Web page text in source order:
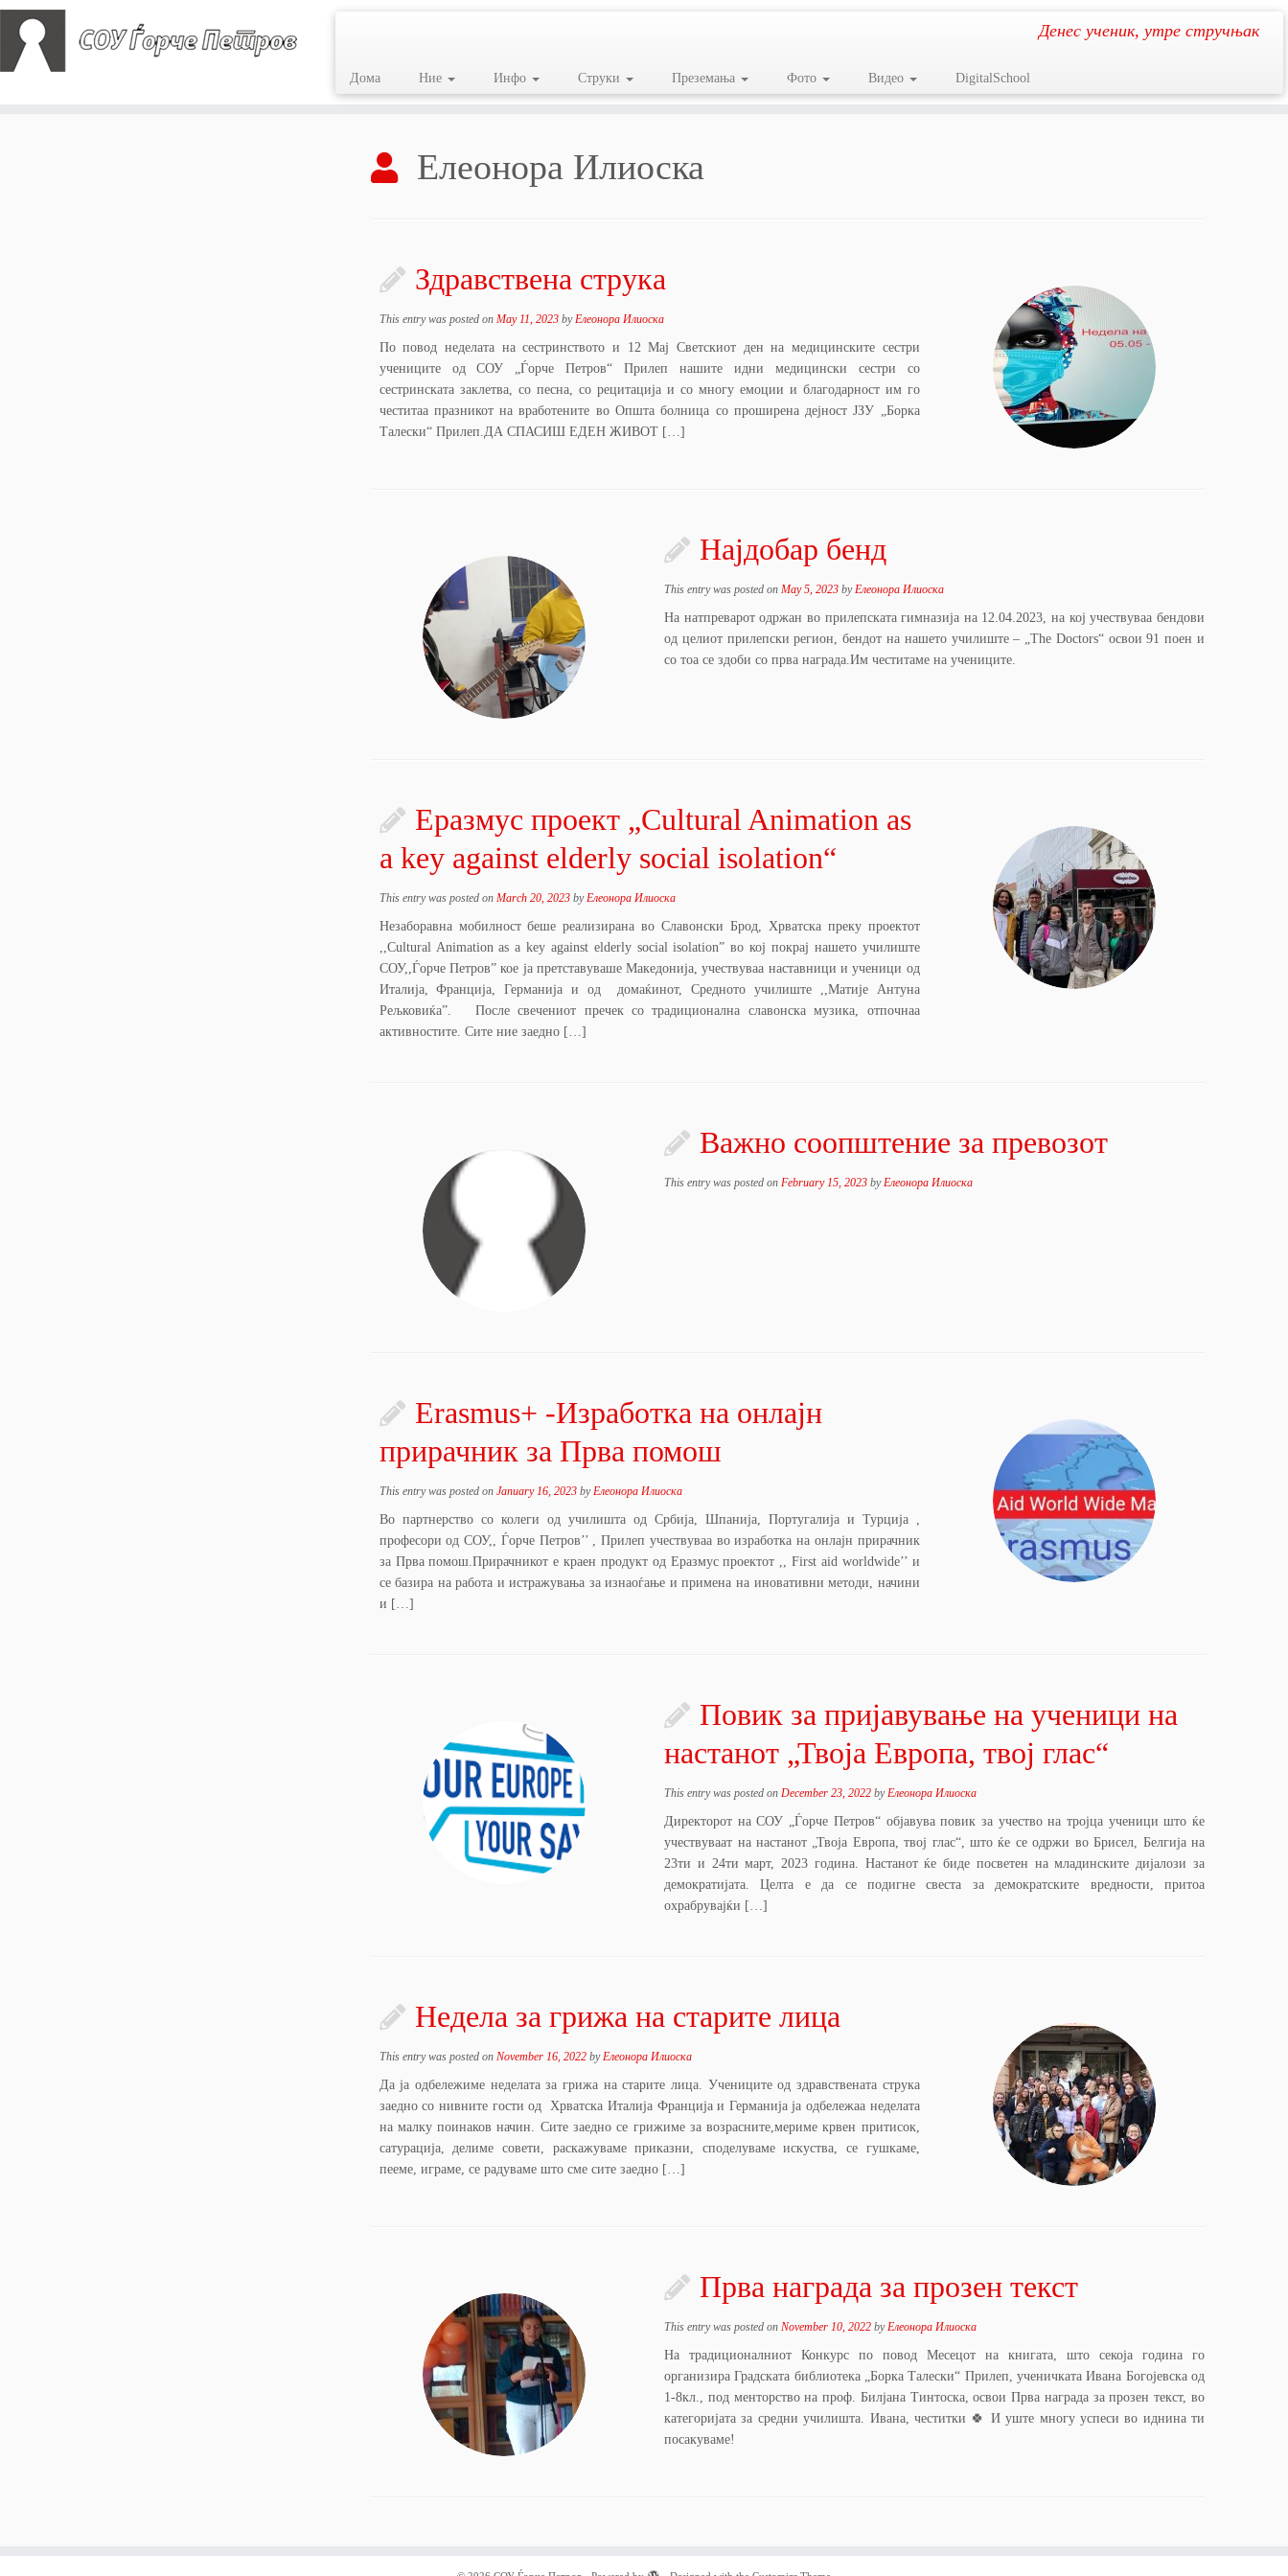
Денес ученик, утре стручњак
Дома Ние Инфо Струки Преземања Фото Видео DigitalSchool
Елеонора Илиоска
Здравствена струка
This entry was posted on May 11, 2023 byЕлеонора Илиоска
По повод неделата на сестринството и 12 Мај Светскиот ден на медицинските сестри
учениците од СОУ „Ѓорче Петров“ Прилеп нашите идни медицински сестри со
сестринската заклетва, со песна, со рецитација и со многу емоции и благодарност им го
честитаа празникот на вработените во Општа болница со проширена дејност ЈЗУ „Борка
Талески“ Прилеп.ДА СПАСИШ ЕДЕН ЖИВОТ […]
Најдобар бенд
This entry was posted onMay 5, 2023 byЕлеонора Илиоска
На натпреварот одржан во прилепската гимназија на 12.04.2023, на кој учествуваа бендови
од целиот прилепски регион, бендот на нашето училиште – „The Doctors“ освои 91 поен и
со тоа се здоби со прва награда.Им честитаме на учениците.
Еразмус проект „Cultural Animation as
a key against elderly social isolation“
This entry was posted on March 20, 2023 byЕлеонора Илиоска
Незаборавна мобилност беше реализирана во Славонски Брод, Хрватска преку проектот
,,Cultural Animation as a key against elderly social isolation” во кој покрај нашето училиште
СОУ,,Ѓорче Петров” кое ја претставуваше Македонија, учествуваа наставници и ученици од
Италија, Франција, Германија и од домаќинот, Средното училиште ,,Матије Антуна
Рељковиќа”. После свечениот пречек со традиционална славонска музика, отпочнаа
активностите. Сите ние заедно […]
Важно соопштение за превозот
This entry was posted onFebruary 15, 2023 byЕлеонора Илиоска
Erasmus+ -Изработка на онлајн
прирачник за Прва помош
This entry was posted on January 16, 2023 byЕлеонора Илиоска
Во партнерство со колеги од училишта од Србија, Шпанија, Португалија и Турција ,
професори од СОУ,, Ѓорче Петров’’ , Прилеп учествуваа во изработка на онлајн прирачник
за Прва помош.Прирачникот е краен продукт од Еразмус проектот ,, First aid worldwide’’ и
се базира на работа и истражувања за изнаоѓање и примена на иновативни методи, начини
и […]
Повик за пријавување на ученици на
настанот „Твоја Европа, твој глас“
This entry was posted onDecember 23, 2022 byЕлеонора Илиоска
Директорот на СОУ „Ѓорче Петров“ објавува повик за учество на тројца ученици што ќе
учествуваат на настанот „Твоја Европа, твој глас“, што ќе се одржи во Брисел, Белгија на
23ти и 24ти март, 2023 година. Настанот ќе биде посветен на младинските дијалози за
демократијата. Целта е да се подигне свеста за демократските вредности, притоа
охрабрувајќи […]
Недела за грижа на старите лица
This entry was posted on November 16, 2022 byЕлеонора Илиоска
Да ја одбележиме неделата за грижа на старите лица. Учениците од здравствената струка
заедно со нивните гости од Хрватска Италија Франција и Германија ја одбележаа неделата
на малку поинаков начин. Сите заедно се грижиме за возрасните,мериме крвен притисок,
сатурација, делиме совети, раскажуваме приказни, споделуваме искуства, се гушкаме,
пееме, играме, се радуваме што сме сите заедно […]
Прва награда за прозен текст
This entry was posted onNovember 10, 2022 byЕлеонора Илиоска
На традиционалниот Конкурс по повод Месецот на книгата, што секоја година го
организира Градската библиотека „Борка Талески“ Прилеп, ученичката Ивана Богојевска од
1-8кл., под менторство на проф. Билјана Тинтоска, освои Прва награда за прозен текст, во
категоријата за средни училишта. Ивана, честитки 🍀 И уште многу успеси во иднина ти
посакуваме!